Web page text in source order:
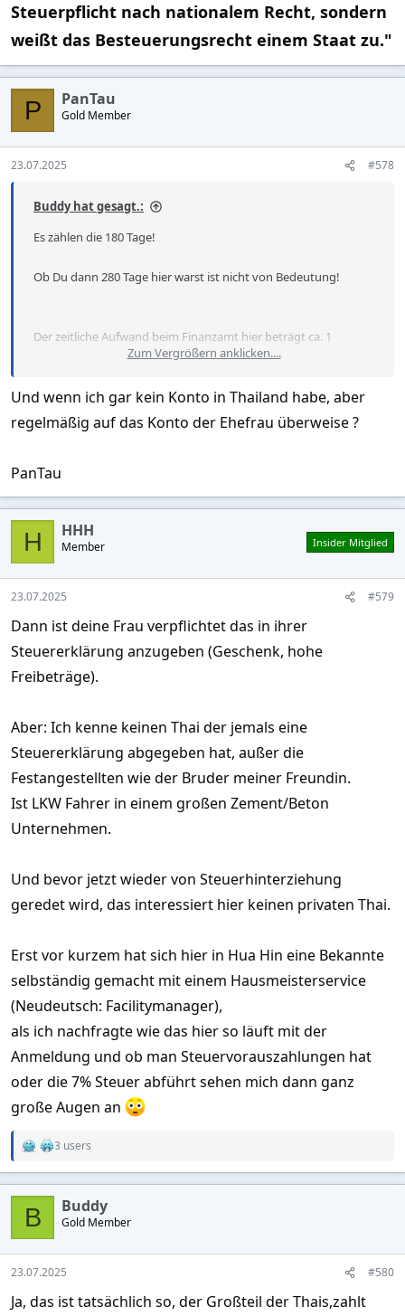
Steuerpflicht nach nationalem Recht, sondern
weißt das Besteuerungsrecht einem Staat zu."
P PanTau
Gold Member
23.07.2025 #578
Buddy hat gesagt.:
Es zählen die 180 Tage!
Ob Du dann 280 Tage hier warst ist nicht von Bedeutung!
Der zeitliche Aufwand beim Finanzamt hier beträgt ca. 1
Tin holen. Also die Steuernummer,dauert 30 Minuten!
Unterlagen sind der Reisepass und eine
Wohnsitzbestätigung,oder das "Gelbe Hausbuch"
Mit der TIN zum Finanzamt,das Bankstatment vorlegen aus
dem der Beamte die Auslandgeldseingänge addiert und Dir in
Selber ausfüllen musst Du nichts!
Falls Du in Deutschland schon Einkommenssteuer bezahlt
Wenn Du in Thailand lebst, oder eben diese
180 und mehr Tage im Jahr hier verbringst,
Steuerpflichtig.
Dem Finanzamt hier, ist es egal woher das
Geld das überwiesen wird kommt!
Rente / Betriebsrente / Pension etc.
Thailand auf Dein Konto überwiesen hast,
was aus dem vorzulegendem
Bankstatement zu ersehen ist, addiert und
danach die Einkommensteuer berechnet!
Nur wenn Du den
kannst, dass diese Gelder schon in
DBA hier!
Steuer in Thailand hier höher wäre, was
aber sehr unwahrscheinlich ist!
Zum Vergrößern anklicken....
Und wenn ich gar kein Konto in Thailand habe, aber
regelmäßig auf das Konto der Ehefrau überweise ?
PanTau
H HHH
Member Insider Mitglied
23.07.2025 #579
Dann ist deine Frau verpflichtet das in ihrer
Steuererklärung anzugeben (Geschenk, hohe
Freibeträge).
Aber: Ich kenne keinen Thai der jemals eine
Steuererklärung abgegeben hat, außer die
Festangestellten wie der Bruder meiner Freundin.
Ist LKW Fahrer in einem großen Zement/Beton
Unternehmen.
Und bevor jetzt wieder von Steuerhinterziehung
geredet wird, das interessiert hier keinen privaten Thai.
Erst vor kurzem hat sich hier in Hua Hin eine Bekannte
selbständig gemacht mit einem Hausmeisterservice
(Neudeutsch: Facilitymanager),
als ich nachfragte wie das hier so läuft mit der
Anmeldung und ob man Steuervorauszahlungen hat
oder die 7% Steuer abführt sehen mich dann ganz
große Augen an
R
a
c
o
n
s
3 users
B Buddy
Gold Member
23.07.2025 #580
Ja, das ist tatsächlich so, der Großteil der Thais,zahlt